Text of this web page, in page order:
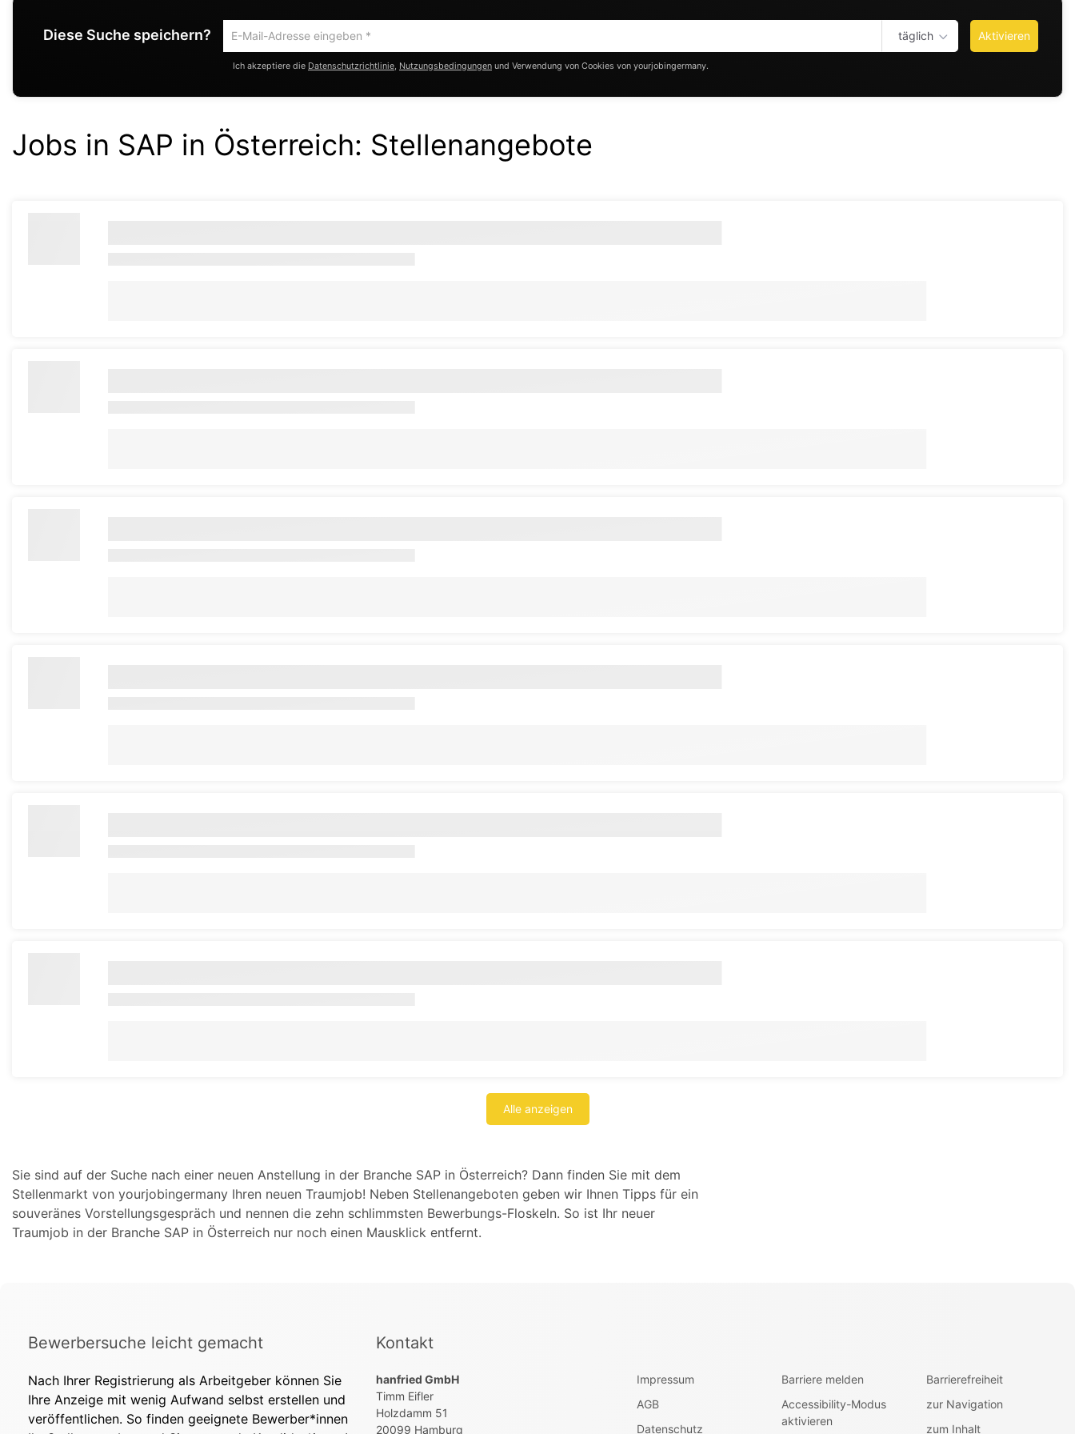
Diese Suche speichern?
Um
die
aktuelle
gib
deine
täglich Aktivieren
Ich akzeptiere die Datenschutzrichtlinie, Nutzungsbedingungen und Verwendung von Cookies von yourjobingermany.
Jobs in SAP in Österreich: Stellenangebote
Alle anzeigen
Sie sind auf der Suche nach einer neuen Anstellung in der Branche SAP in Österreich? Dann finden Sie mit dem
Stellenmarkt von yourjobingermany Ihren neuen Traumjob! Neben Stellenangeboten geben wir Ihnen Tipps für ein
souveränes Vorstellungsgespräch und nennen die zehn schlimmsten Bewerbungs-Floskeln. So ist Ihr neuer
Traumjob in der Branche SAP in Österreich nur noch einen Mausklick entfernt.
Bewerbersuche leicht gemacht
Nach Ihrer Registrierung als Arbeitgeber können Sie
Ihre Anzeige mit wenig Aufwand selbst erstellen und
veröffentlichen. So finden geeignete Bewerber*innen
Kontakt
hanfried GmbH
Timm Eifler
Holzdamm 51
20099 Hamburg
Impressum
AGB
Datenschutz
Barriere melden
Accessibility-Modus
aktivieren
Barrierefreiheit
zur Navigation
zum Inhalt